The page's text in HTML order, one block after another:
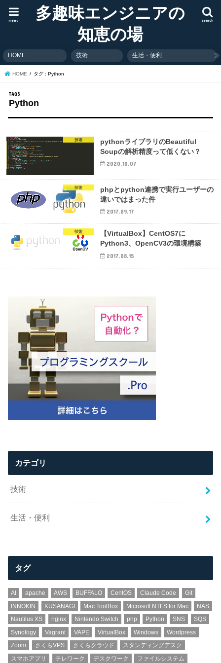
多趣味エンジニアの
知恵の場
search
menu
HOME 技術 生活・便利
HOME タグ : Python
Python
技術
pythonライブラリのBeautiful
Soupの解析精度って低くない？
2020.10.07
技術
phpとpython連携で実行ユーザーの
違いではまった件
2017.09.17
技術
【VirtualBox】CentOS7に
Python3、OpenCV3の環境構築
2017.08.15
カテゴリ
技術
生活・便利
タグ
AI apache AWS BUFFALO CentOS Claude Code
Git
INNOKIN
KUSANAGI Mac ToolBox Microsoft NTFS for Mac
NAS
Nautilus XS
nginx Nintendo Switch php Python SNS
SQS
Synology
Vagrant VAPE VirtualBox Windows
Wordpress
Zoom
さくらVPS さくらクラウド
スタンディングデスク
スマホアプリ
テレワーク デスクワーク ファイルシステム